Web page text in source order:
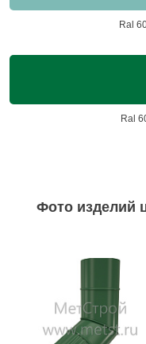
Ral
Ral
Фото изделий